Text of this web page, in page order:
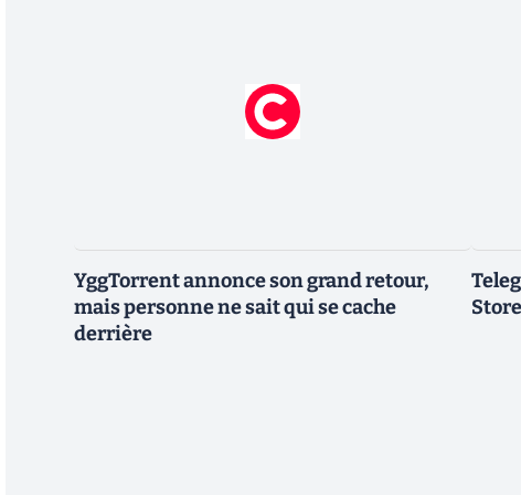
YggTorrent annonce son grand retour,
mais personne ne sait qui se cache
derrière